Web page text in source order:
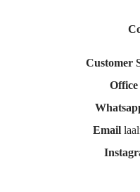
Office
Email